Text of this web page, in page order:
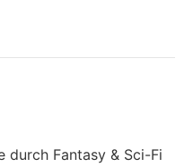
durch Fantasy & Sci-Fi